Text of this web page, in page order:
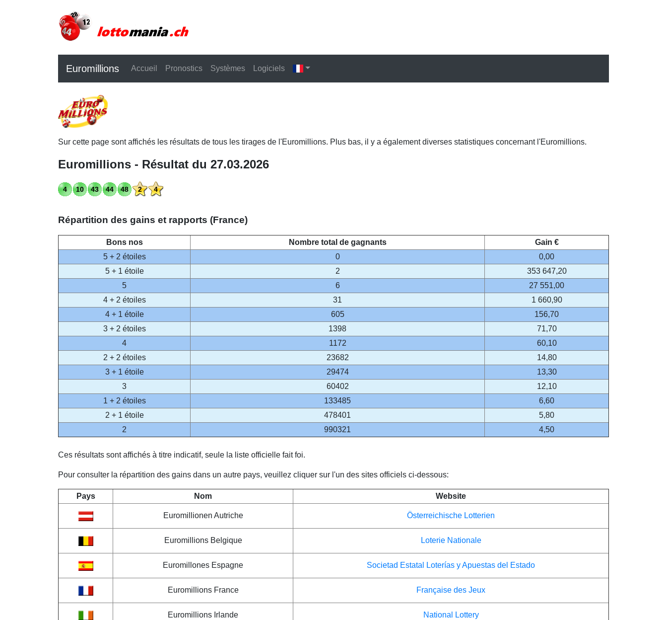
Euromillions Accueil Pronostics Systèmes Logiciels
Sur cette page sont affichés les résultats de tous les tirages de l'Euromillions. Plus bas, il y a également diverses statistiques concernant l'Euromillions.
Euromillions - Résultat du 27.03.2026
4 10 43 44 48 2 4
Répartition des gains et rapports (France)
Bons nos Nombre total de gagnants
Gain €
5 + 2 étoiles
0
0,00
5 + 1 étoile
2
353 647,20
5
6
27 551,00
4 + 2 étoiles
31
1 660,90
4 + 1 étoile
605
156,70
3 + 2 étoiles
1398
71,70
4
1172
60,10
2 + 2 étoiles
23682
14,80
3 + 1 étoile
29474
13,30
3
60402
12,10
1 + 2 étoiles
133485
6,60
2 + 1 étoile
478401
5,80
2
990321 4,50
Ces résultats sont affichés à titre indicatif, seule la liste officielle fait foi.
Pour consulter la répartition des gains dans un autre pays, veuillez cliquer sur l'un des sites officiels ci-dessous:
Pays Nom Website
Euromillionen Autriche Österreichische Lotterien
Euromillions Belgique Loterie Nationale
Euromillones Espagne Societad Estatal Loterías y Apuestas del Estado
Euromillions France Française des Jeux
Euromillions Irlande National Lottery